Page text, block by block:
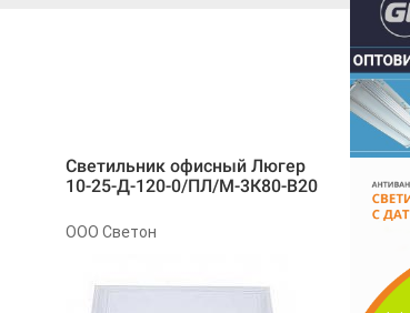
Светильник офисный Люгер
10-25-Д-120-0/ПЛ/М-3К80-В20
ООО Светон